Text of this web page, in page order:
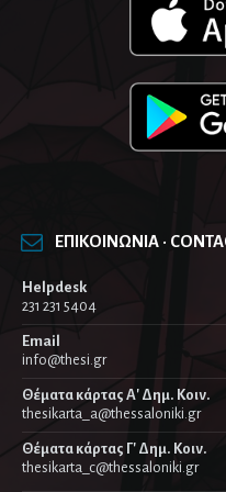
ΕΠΙΚΟΙΝΩΝΙΑ ·
Helpdesk
231 231 5404
Email
info@thesi.gr
Θέματα κάρτας Α' Δημ. Κοιν.
thesikarta_a@thessaloniki.gr
Θέματα κάρτας Γ' Δημ. Κοιν.
thesikarta_c@thessaloniki.gr